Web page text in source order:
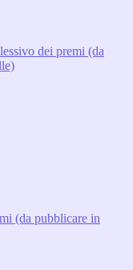
dei premi (da
(da pubblicare in